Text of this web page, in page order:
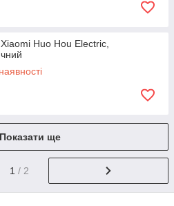
Xiaomi Huo Hou Electric,
Показати ще
1 / 2